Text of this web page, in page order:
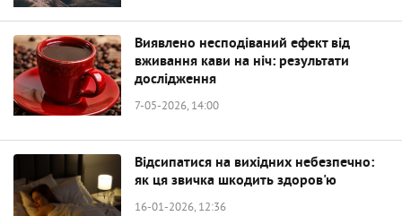
Виявлено несподіваний ефект від
вживання кави на ніч: результати
дослідження
7-05-2026, 14:00
Відсипатися на вихідних небезпечно:
як ця звичка шкодить здоров'ю
16-01-2026, 12:36